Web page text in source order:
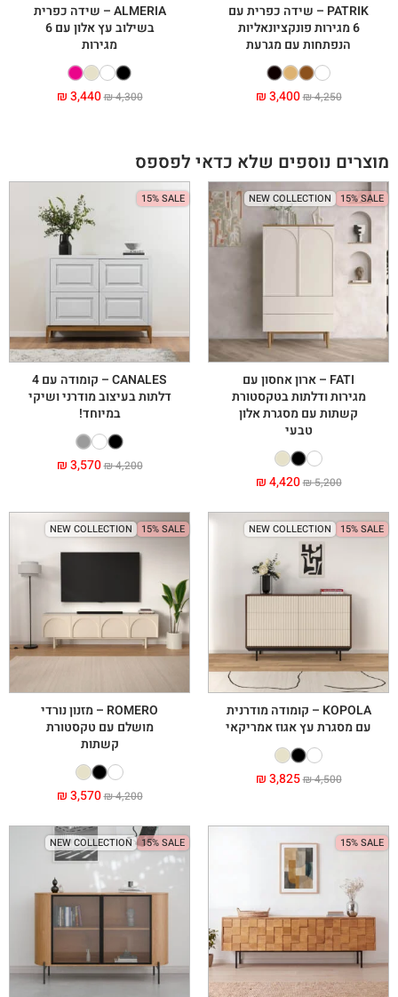
PATRIK – שידה כפרית עם
6 מגירות פונקציונאליות
הנפתחות עם מגרעת
₪4,250
₪3,400
ALMERIA – שידה כפרית
בשילוב עץ אלון עם 6
מגירות
₪4,300
₪3,440
מוצרים נוספים שלא כדאי לפספס
15% SALE
NEW COLLECTION
FATI – ארון אחסון עם
מגירות ודלתות בטקסטורת
קשתות עם מסגרת אלון
טבעי
₪5,200
₪4,420
15% SALE
CANALES – קומודה עם 4
דלתות בעיצוב מודרני ושיקי
במיוחד!
₪4,200
₪3,570
15% SALE
NEW COLLECTION
KOPOLA – קומודה מודרנית
עם מסגרת עץ אגוז אמריקאי
₪4,500
₪3,825
15% SALE
NEW COLLECTION
ROMERO – מזנון נורדי
מושלם עם טקסטורת
קשתות
₪4,200
₪3,570
15% SALE
15% SALE
NEW COLLECTION